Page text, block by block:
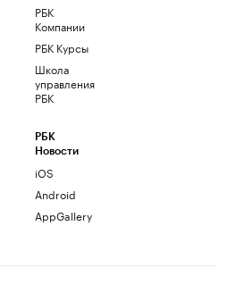
РБК
Компании
РБК Курсы
Школа
управления
РБК
РБК
Новости
iOS
Android
AppGallery